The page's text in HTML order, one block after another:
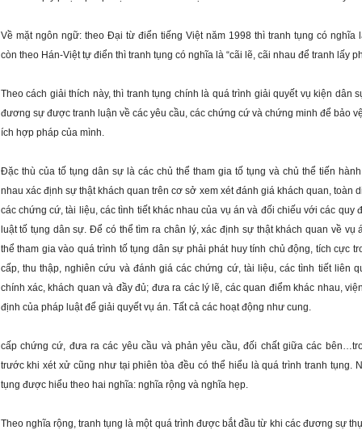
Về mặt ngôn ngữ: theo Đại từ điển tiếng Việt năm 1998 thì tranh tụng có nghĩa
còn theo Hán-Việt tự điển thì tranh tụng có nghĩa là “cãi lẽ, cãi nhau để tranh lấy
Theo cách giải thích này, thì tranh tụng chính là quá trình giải quyết vụ kiện dân
đương sự được tranh luận về các yêu cầu, các chứng cứ và chứng minh để bảo
ích hợp pháp của mình.
Đặc thù của tố tụng dân sự là các chủ thể tham gia tố tụng và chủ thể tiến
nhau xác định sự thật khách quan trên cơ sở xem xét đánh giá khách quan, toàn
các chứng cứ, tài liệu, các tình tiết khác nhau của vụ án và đối chiếu với các quy
luật tố tụng dân sự. Để có thể tìm ra chân lý, xác định sự thật khách quan về vụ
thể tham gia vào quá trình tố tụng dân sự phải phát huy tính chủ động, tích cực
cấp, thu thập, nghiên cứu và đánh giá các chứng cứ, tài liệu, các tình tiết liên
chính xác, khách quan và đầy đủ; đưa ra các lý lẽ, các quan điểm khác nhau,
định của pháp luật để giải quyết vụ án. Tất cả các hoạt động như cung.
cấp chứng cứ, đưa ra các yêu cầu và phản yêu cầu, đối chất giữa các
trước khi xét xử cũng như tại phiên tòa đều có thể hiểu là quá trình tranh tụng.
tụng được hiểu theo hai nghĩa: nghĩa rộng và nghĩa hẹp.
Theo nghĩa rộng, tranh tụng là một quá trình được bắt đầu từ khi các đương sự